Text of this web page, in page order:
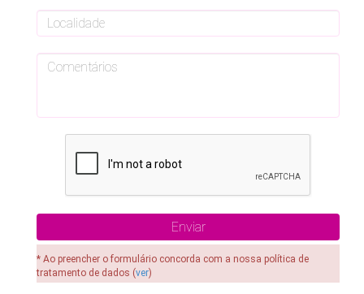
* Ao preencher o formulário concorda com a nossa política de
tratamento de dados (ver)